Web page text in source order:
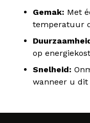
Gemak: Met
temperatuur
op
Snelheid:
wanneer u dit